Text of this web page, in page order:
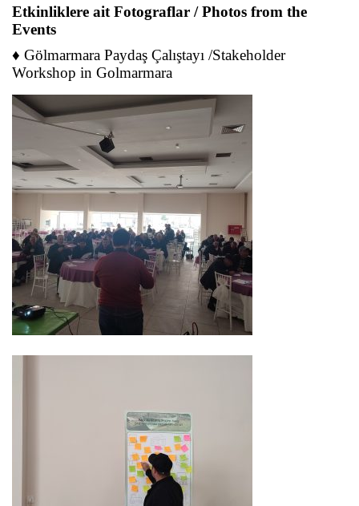
Etkinliklere ait Fotograflar / Photos from the
Events
♦ Gölmarmara Paydaş Çalıştayı /Stakeholder
Workshop in Golmarmara